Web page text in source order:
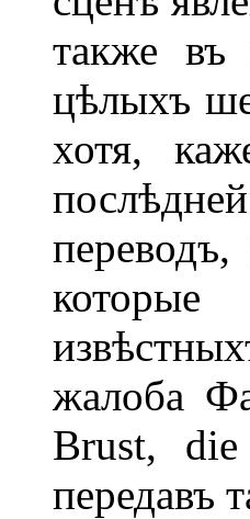
также въ
цѣлыхъ
хотя,
жалоба
Brust,
передавъ